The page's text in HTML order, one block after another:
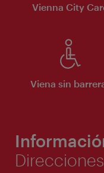
Vienna City
Viena sin